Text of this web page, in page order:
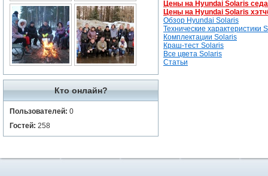
Кто онлайн?
Пользователей: 0
Гостей: 258
Цены на Hyundai Solaris
Цены на Hyundai Solaris
Обзор Hyundai Solaris
Технические характеристики
Комплектации Solaris
Краш-тест Solaris
Все цвета Solaris
Статьи